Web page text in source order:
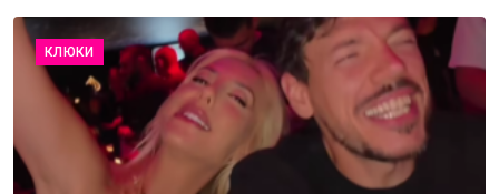
КЛЮКИ